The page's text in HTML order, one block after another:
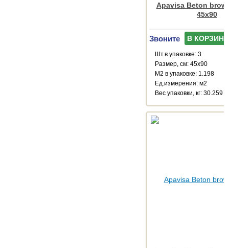
Apavisa Beton
45x90
Звоните В КОРЗИНУ
Шт.в упаковке: 3
Размер, см: 45x90
М2 в упаковке: 1.198
Ед.измерения: м2
Веc упаковки, кг: 30.259